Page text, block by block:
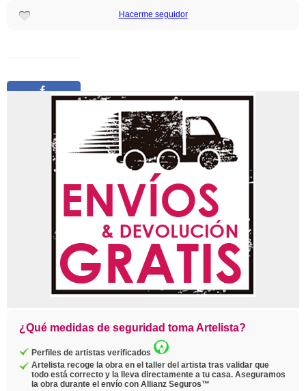
Hacerme seguidor
Compartir
Pin
¿Qué medidas de seguridad toma Artelista?
Perfiles de artistas verificados
Artelista recoge la obra en el taller del artista tras validar que
todo está correcto y la lleva directamente a tu casa. Aseguramos
la obra durante el envío con Allianz Seguros™